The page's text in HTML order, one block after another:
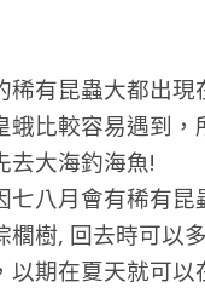
稀有昆蟲大都出現
蛾比較容易遇到，
去大海釣海魚!
七八月會有稀有昆
櫚樹, 回去時可以
以期在夏天就可以